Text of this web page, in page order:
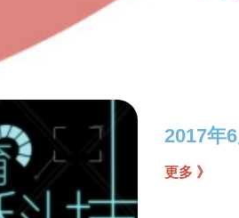
2017年
更多 》